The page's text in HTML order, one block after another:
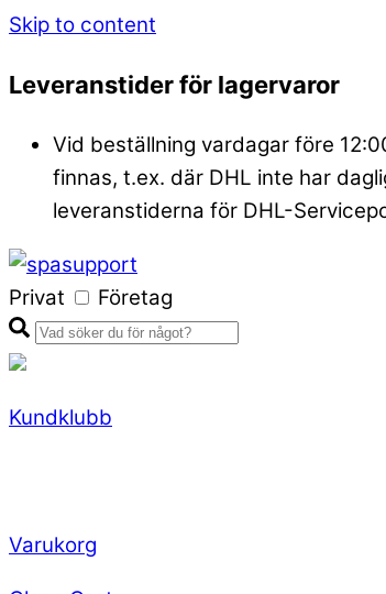
Skip to content
Leveranstider för lagervaror
Vid beställning vardagar före
finnas, t.ex. där DHL inte har
leveranstiderna för DHL-
Privat Företag
Kundklubb
Varukorg